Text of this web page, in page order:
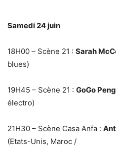
Samedi 24 juin
18H00 – Scène 21 : Sarah
blues)
19H45 – Scène 21 : GoGo
électro)
21H30 – Scène Casa Anfa :
(Etats-Unis, Maroc /